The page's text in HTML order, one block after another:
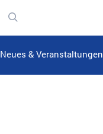
Neues & Veranstaltungen